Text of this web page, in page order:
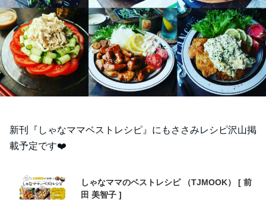
新刊『しゃなママベストレシピ』にもささみレシピ沢山掲
載予定です❤️
しゃなママのベストレシピ （TJMOOK） [ 前
田 美智子 ]